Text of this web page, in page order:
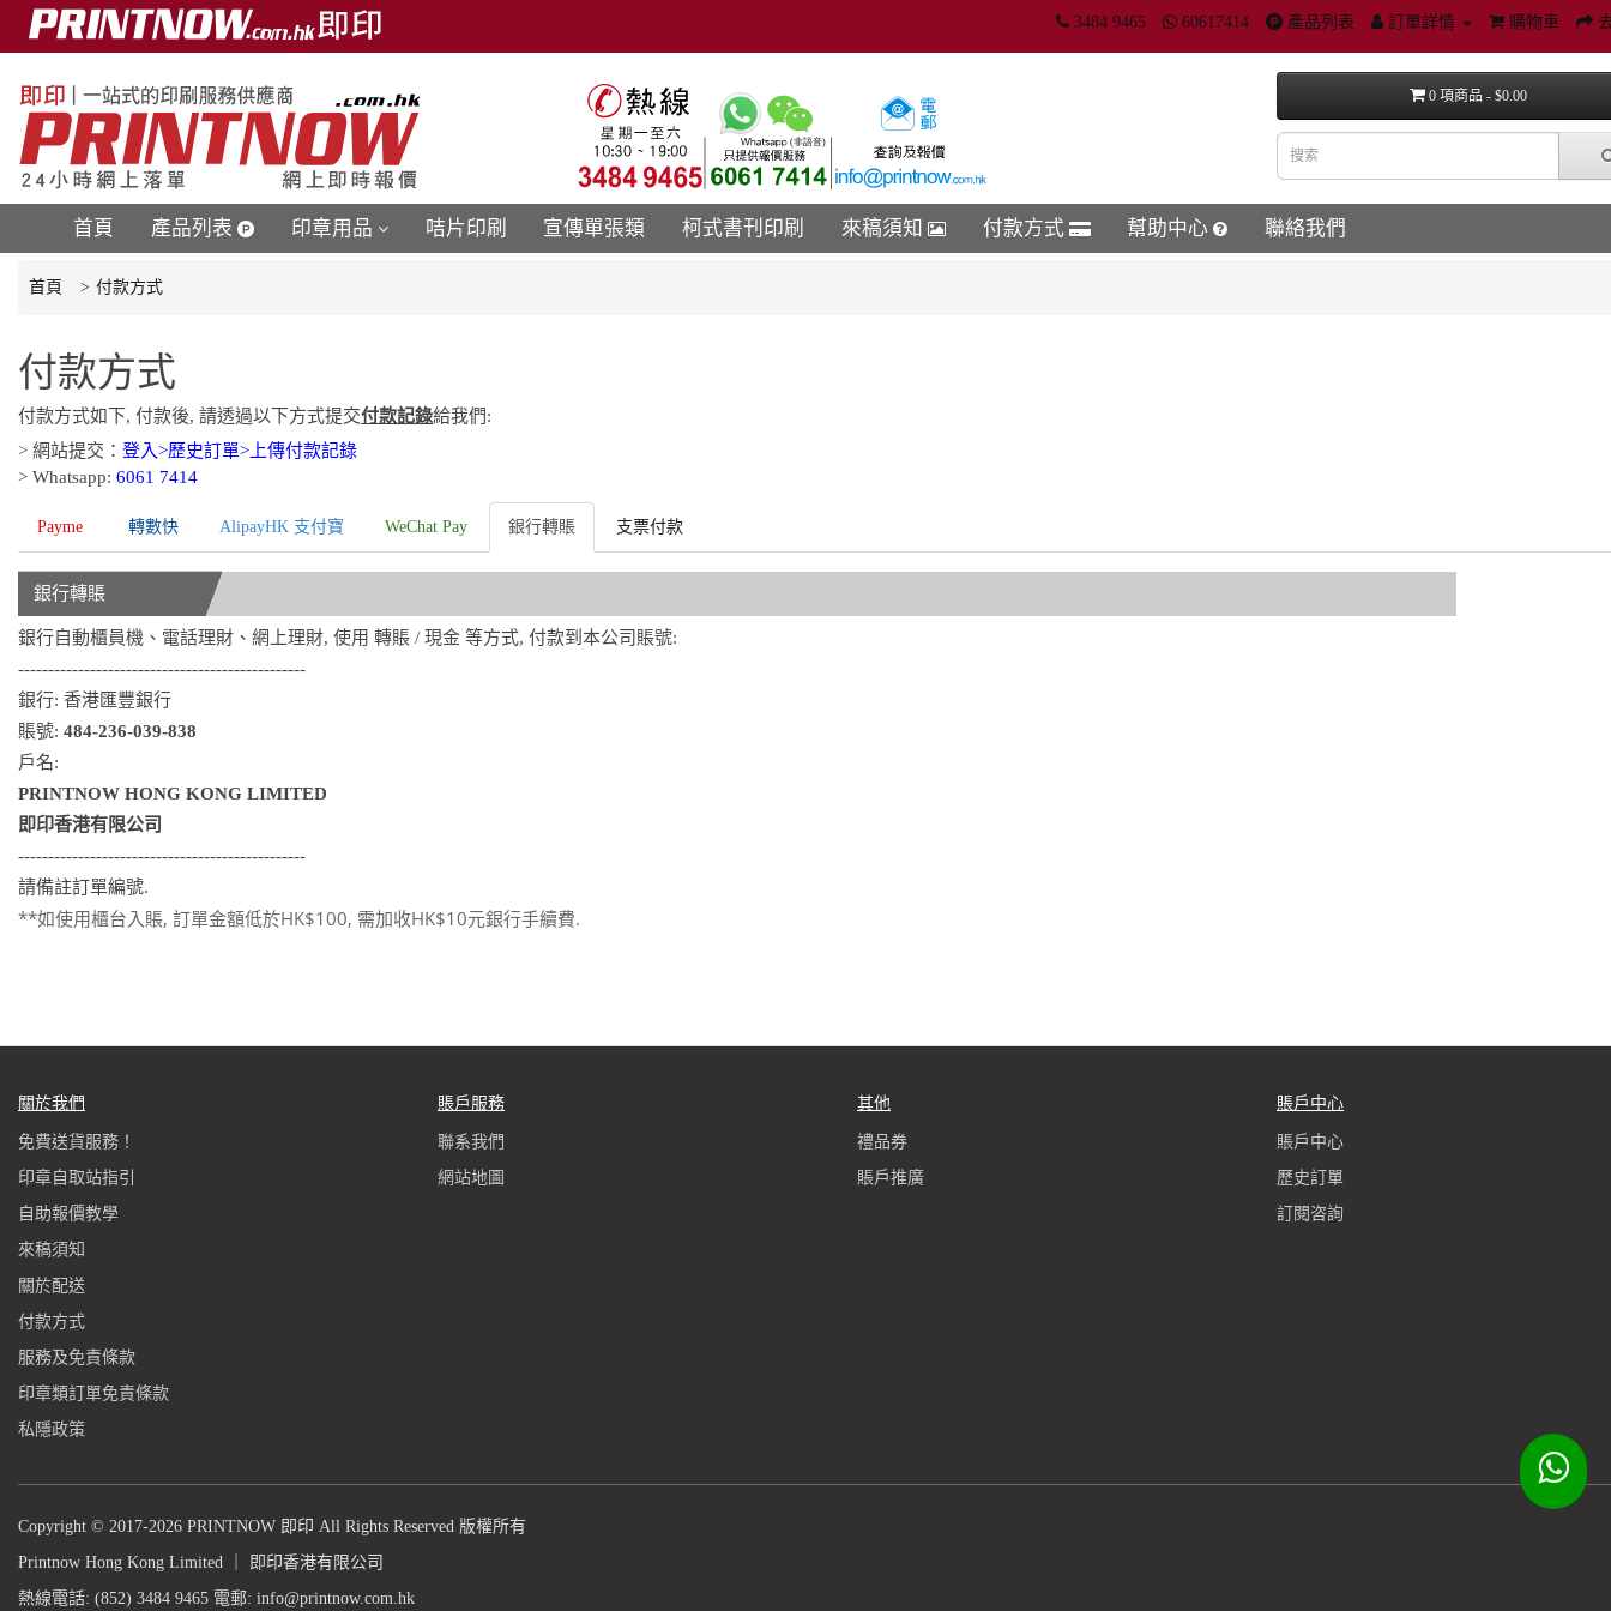
3484 9465 60617414 產品列表 訂單詳情 購物車
0 項商品 - $0.00
首頁 產品列表 印章用品 咭片印刷 宣傳單張類 柯式書刊印刷 來稿須知 付款方式 幫助中心 聯絡我們
首頁 付款方式
付款方式
付款方式如下, 付款後, 請透過以下方式提交付款記錄給我們:
> 網站提交： 登入>歷史訂單>上傳付款記錄
> Whatsapp: 6061 7414
Payme 轉數快 AlipayHK 支付寶 WeChat Pay 銀行轉賬 支票付款
銀行轉賬
銀行自動櫃員機、電話理財、網上理財, 使用 轉賬 / 現金 等方式, 付款到本公司賬號:
------------------------------------------------
銀行: 香港匯豐銀行
賬號: 484-236-039-838
戶名:
PRINTNOW HONG KONG LIMITED
即印香港有限公司
------------------------------------------------
請備註訂單編號.
**如使用櫃台入賬, 訂單金額低於HK$100, 需加收HK$10元銀行手續費.
關於我們
免費送貨服務！
印章自取站指引
自助報價教學
來稿須知
關於配送
付款方式
服務及免責條款
印章類訂單免責條款
私隱政策
賬戶服務
聯系我們
網站地圖
其他
禮品券
賬戶推廣
賬戶中心
賬戶中心
歷史訂單
訂閱咨詢
Copyright © 2017-2026 PRINTNOW 即印 All Rights Reserved 版權所有
Printnow Hong Kong Limited ｜ 即印香港有限公司
熱線電話: (852) 3484 9465 電郵: info@printnow.com.hk